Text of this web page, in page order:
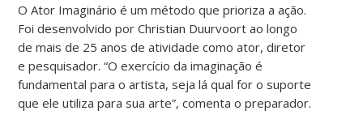
O Ator Imaginário é um método que prioriza a ação.
Foi desenvolvido por Christian Duurvoort ao longo
de mais de 25 anos de atividade como ator, diretor
e pesquisador. “O exercício da imaginação é
fundamental para o artista, seja lá qual for o suporte
que ele utiliza para sua arte”, comenta o preparador.